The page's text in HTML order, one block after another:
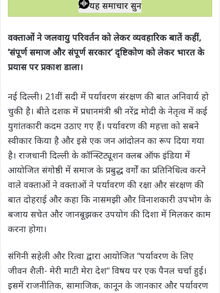
t
A
p
p
e
o
k
t
e
r
l
e
g
r
a
m
p
y
n
a
r
e
यह समाचार सुनें
वक्ताओं ने जलवायु परिवर्तन को लेकर व्यवहारिक बातें कहीं,
’संपूर्ण समाज और संपूर्ण सरकार’ दृष्टिकोण को लेकर भारत के
प्रयास पर प्रकाश डाला।
नई दिल्ली। 21वीं सदी में पर्यावरण संरक्षण की बात अनिवार्य हो
चुकी है। बीते दशक में प्रधानमंत्री श्री नरेंद्र मोदी के नेतृत्व में कई
युगांतकारी कदम उठाए गए हैं। पर्यावरण की महत्ता को सबने
स्वीकार किया है और इसे एक जन आंदोलन का रूप दिया गया
है। राजधानी दिल्ली के कॉन्स्टिट्यूशन क्लब ऑफ इंडिया में
आयोजित संगोष्ठी में समाज के प्रबुद्ध वर्गों का प्रतिनिधित्व करने
वाले वक्ताओं ने वक्ताओं ने पर्यावरण की रक्षा और संरक्षण की
बात दोहराई और कहा कि नासमझी और विनाशकारी उपभोग के
बजाय सचेत और जानबूझकर उपयोग की दिशा में मिलकर काम
करना होगा।
संगिनी सहेली और रित्वा द्वारा आयोजित “पर्यावरण के लिए
जीवन शैली- मेरी माटी मेरा देश“ विषय पर एक पैनल चर्चा हुई।
इसमें राजनीतिक, सामाजिक, कानून के जानकार और पर्यावरण